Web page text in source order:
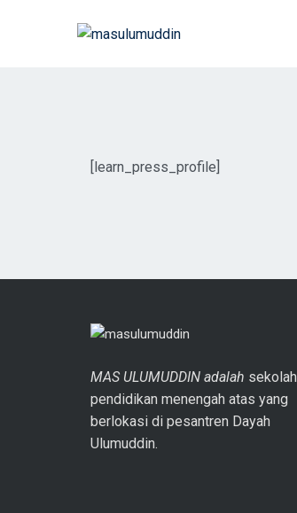
[learn_press_profile]
MAS ULUMUDDIN adalah sekolah
pendidikan menengah atas yang
berlokasi di pesantren Dayah
Ulumuddin.